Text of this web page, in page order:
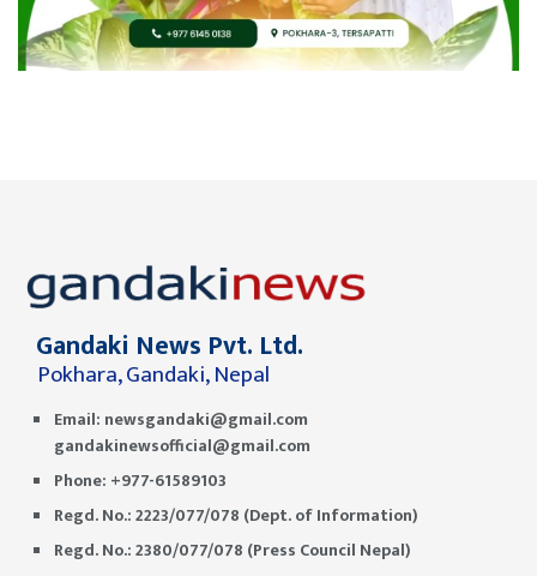
Gandaki News Pvt. Ltd.
Pokhara, Gandaki, Nepal
Email: newsgandaki@gmail.com
gandakinewsofficial@gmail.com
Phone: +977-61589103
Regd. No.: 2223/077/078 (Dept. of Information)
Regd. No.: 2380/077/078 (Press Council Nepal)